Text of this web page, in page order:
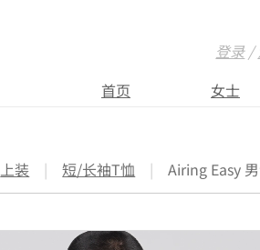
登录/
首页
女士
上装 | 短/长袖T恤 | Airing Easy